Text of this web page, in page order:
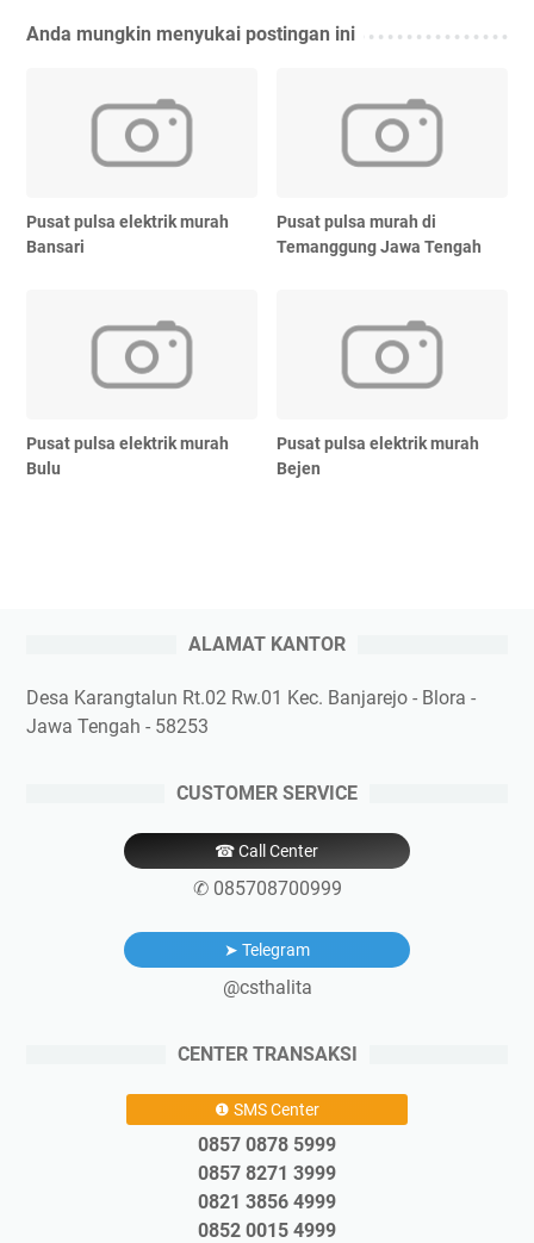
Anda mungkin menyukai postingan ini
Pusat pulsa elektrik murah
Bansari
Pusat pulsa murah di
Temanggung Jawa Tengah
Pusat pulsa elektrik murah
Bulu
Pusat pulsa elektrik murah
Bejen
ALAMAT KANTOR
Desa Karangtalun Rt.02 Rw.01 Kec. Banjarejo - Blora -
Jawa Tengah - 58253
CUSTOMER SERVICE
☎ Call Center
✆ 085708700999
➤ Telegram
@csthalita
CENTER TRANSAKSI
❶ SMS Center
0857 0878 5999
0857 8271 3999
0821 3856 4999
0852 0015 4999